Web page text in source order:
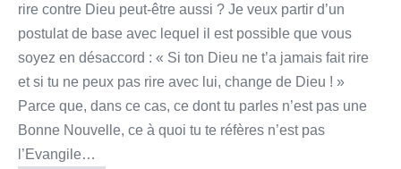
rire contre Dieu peut-être aussi ? Je veux partir d’un
postulat de base avec lequel il est possible que vous
soyez en désaccord : « Si ton Dieu ne t’a jamais fait rire
et si tu ne peux pas rire avec lui, change de Dieu ! »
Parce que, dans ce cas, ce dont tu parles n’est pas une
Bonne Nouvelle, ce à quoi tu te réfères n’est pas
l’Evangile…